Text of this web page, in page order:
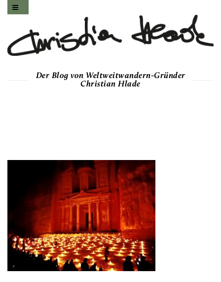
Der Blog von Weltweitwandern-Gründer
Christian Hlade